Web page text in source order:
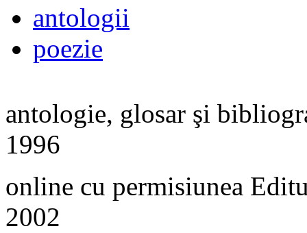
antologii
poezie
antologie, glosar şi
1996
online cu permisiunea
2002